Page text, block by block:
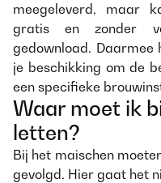
meegeleverd, maar
gratis en zonder
gedownload.
je beschikking om de
een specifieke
Waar moet ik
letten?
Bij het maischen
gevolgd. Hier gaat het